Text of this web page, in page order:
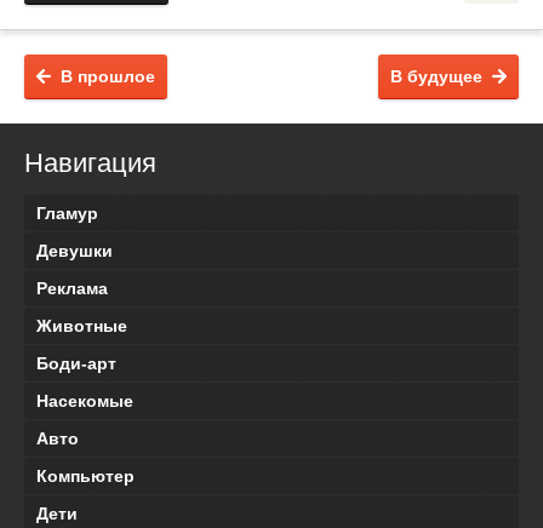
В будущее
В прошлое
Навигация
Гламур
Девушки
Реклама
Животные
Боди-арт
Насекомые
Авто
Компьютер
Дети